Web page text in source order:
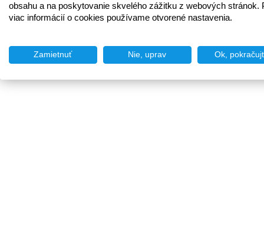
obsahu a na poskytovanie skvelého zážitku z webových stránok.
viac informácií o cookies používame otvorené nastavenia.
Zamietnuť Nie, uprav Ok,